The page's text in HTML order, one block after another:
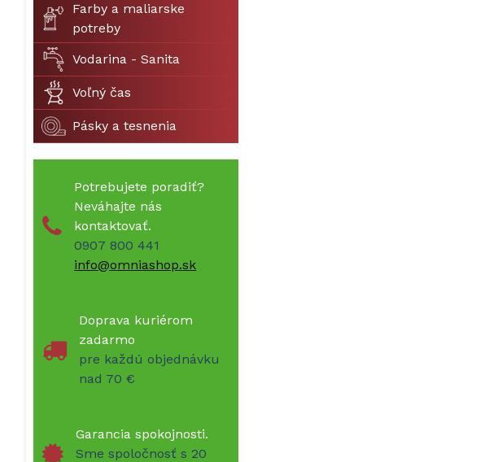
Farby a maliarske
potreby
Vodarina - Sanita
Voľný čas
Pásky a tesnenia
Potrebujete poradiť?
Neváhajte nás
kontaktovať.
0907 800 441
info@omniashop.sk
Doprava kuriérom
zadarmo
pre každú objednávku
nad 70 €
Garancia spokojnosti.
Sme spoločnosť s 20